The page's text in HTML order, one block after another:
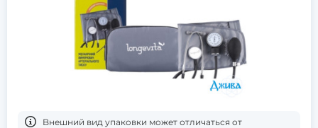
Bнешний вид упаковки может отличаться от